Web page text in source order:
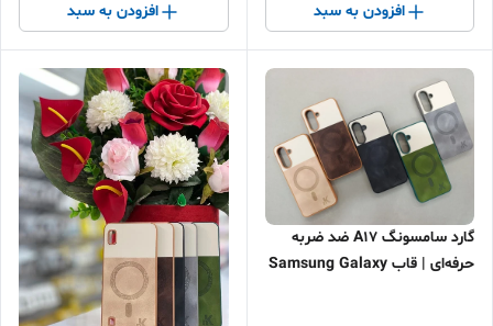
افزودن به سبد افزودن به سبد
گارد سامسونگ A17 ضد ضربه
حرفه‌ای | قاب Samsung Galaxy